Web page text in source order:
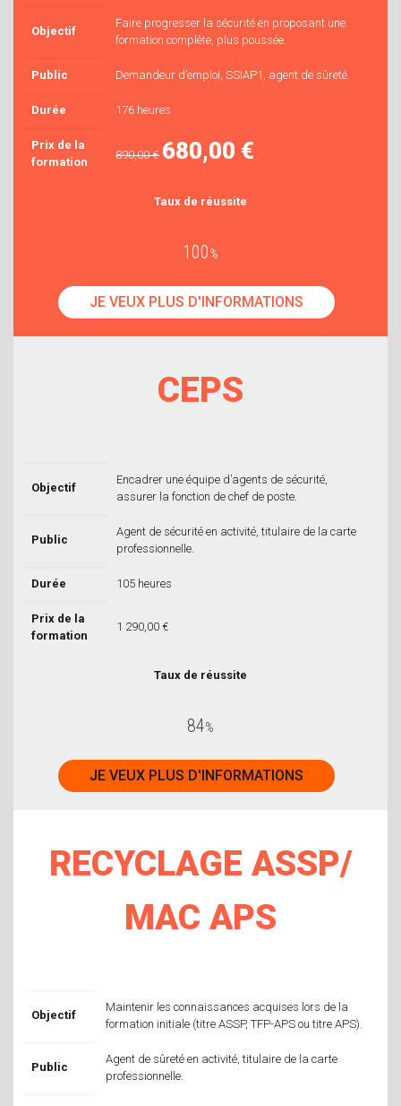
Objectif
Faire progresser la sécurité en proposant une
formation complète, plus poussée.
Public Demandeur d’emploi, SSIAP1, agent de sûreté.
Durée 176 heures
Prix de la
formation
890,00 € 680,00 €
Taux de réussite
100%
JE VEUX PLUS D'INFORMATIONS
CEPS
Objectif
Encadrer une équipe d’agents de sécurité,
assurer la fonction de chef de poste.
Public
Agent de sécurité en activité, titulaire de la carte
professionnelle.
Durée 105 heures
Prix de la
formation
1 290,00 €
Taux de réussite
84%
JE VEUX PLUS D'INFORMATIONS
RECYCLAGE ASSP/
MAC APS
Objectif
Maintenir les connaissances acquises lors de la
formation initiale (titre ASSP, TFP-APS ou titre APS).
Public
Agent de sûreté en activité, titulaire de la carte
professionnelle.